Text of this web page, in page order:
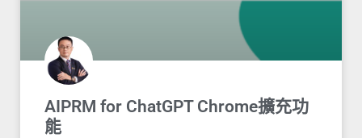
AIPRM for ChatGPT Chrome擴充功
能